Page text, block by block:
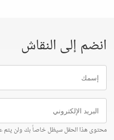
انضم إلى النقاش
إسمك
البريد
الإلكتروني
محتوى هذا الحقل سيظل خاصاً بك ولن يتم